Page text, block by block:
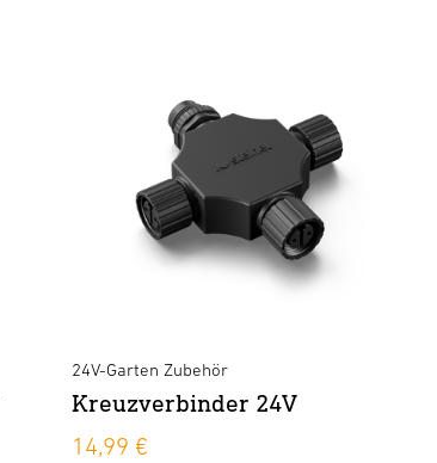
24V-Garten Zubehör
Kreuzverbinder 24V
14,99 €